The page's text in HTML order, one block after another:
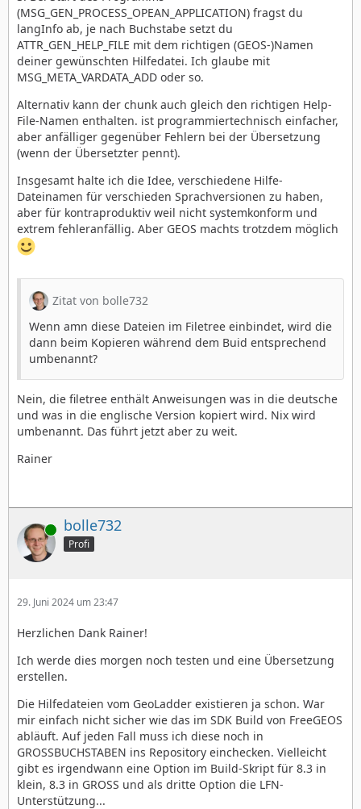
(MSG_GEN_PROCESS_OPEAN_APPLICATION) fragst du
langInfo ab, je nach Buchstabe setzt du
ATTR_GEN_HELP_FILE mit dem richtigen (GEOS-)Namen
deiner gewünschten Hilfedatei. Ich glaube mit
MSG_META_VARDATA_ADD oder so.
Alternativ kann der chunk auch gleich den richtigen Help-
File-Namen enthalten. ist programmiertechnisch einfacher,
aber anfälliger gegenüber Fehlern bei der Übersetzung
(wenn der Übersetzter pennt).
Insgesamt halte ich die Idee, verschiedene Hilfe-
Dateinamen für verschieden Sprachversionen zu haben,
aber für kontraproduktiv weil nicht systemkonform und
extrem fehleranfällig. Aber GEOS machts trotzdem möglich
Zitat von bolle732
Wenn amn diese Dateien im Filetree einbindet, wird die
dann beim Kopieren während dem Buid entsprechend
umbenannt?
Nein, die filetree enthält Anweisungen was in die deutsche
und was in die englische Version kopiert wird. Nix wird
umbenannt. Das führt jetzt aber zu weit.
Rainer
Online bolle732
Profi
29. Juni 2024 um 23:47
Herzlichen Dank Rainer!
Ich werde dies morgen noch testen und eine Übersetzung
erstellen.
Die Hilfedateien vom GeoLadder existieren ja schon. War
mir einfach nicht sicher wie das im SDK Build von FreeGEOS
abläuft. Auf jeden Fall muss ich diese noch in
GROSSBUCHSTABEN ins Repository einchecken. Vielleicht
gibt es irgendwann eine Option im Build-Skript für 8.3 in
klein, 8.3 in GROSS und als dritte Option die LFN-
Unterstützung...